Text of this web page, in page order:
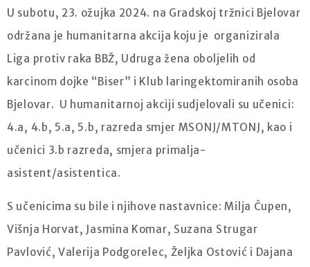
U subotu, 23. ožujka 2024. na Gradskoj tržnici Bjelovar
održana je humanitarna akcija koju je organizirala
Liga protiv raka BBŽ, Udruga žena oboljelih od
karcinom dojke “Biser” i Klub laringektomiranih osoba
Bjelovar. U humanitarnoj akciji sudjelovali su učenici:
4.a, 4.b, 5.a, 5.b, razreda smjer MSONJ/MTONJ, kao i
učenici 3.b razreda, smjera primalja-
asistent/asistentica.
S učenicima su bile i njihove nastavnice: Milja Čupen,
Višnja Horvat, Jasmina Komar, Suzana Strugar
Pavlović, Valerija Podgorelec, Željka Ostović i Dajana